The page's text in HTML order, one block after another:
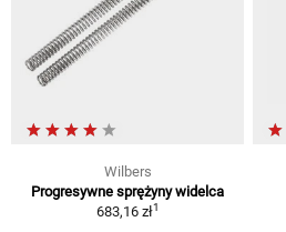
Wilbers
Progresywne sprężyny widelca
683,16 zł1